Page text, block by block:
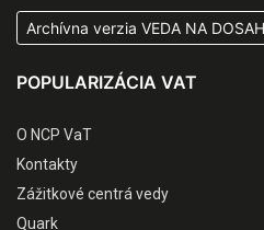
Archívna verzia VEDA NA DOSAH
POPULARIZÁCIA VAT
O NCP VaT
Kontakty
Zážitkové centrá vedy
Quark